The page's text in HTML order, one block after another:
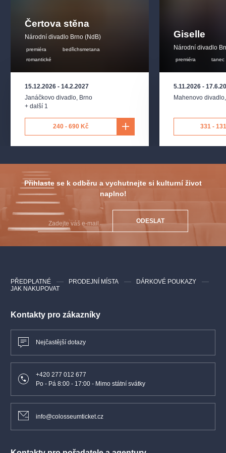
Režie:Vojtěch Orenič
Scéna:David Janošek
Kostýmy:Zuzana Přidalová
Dramaturgie:Patricie Částková
Pavel Koňárek
Obsazení
Gabriel von Eisenstein:
J.H.
Rosalinda, jeho žena:
Daniela Straková-Šedrlová / Veronika
Rovná - J.H.
Adéla, komorná:Doubravka Novotná / TBC
Alfréd: Ondřej Koplík / Martin Šrejma - J.H.
Čertova stěna
Národní divadlo Brno (NdB)
premiéra
bedřichsmetana
romantické
15.12.2026 - 14.2.2027
Janáčkovo divadlo, Brno
+ další 1
240 - 690 Kč
Giselle
Národní divadlo
premiéra tanec
5.11.2026 -
Mahenovo divadlo
331 -
Přihlaste se k odběru a vychutnejte si kulturní život
naplno!
ODESLAT
Kontakty pro zákazníky
Nejčastější dotazy
+420 277 012 677
Po - Pá 8:00 - 17:00 - Mimo státní svátky
info@colosseumticket.cz
PŘEDPLATNÉ PRODEJNÍ MÍSTA
DÁRKOVÉ POUKAZY
JAK NAKUPOVAT